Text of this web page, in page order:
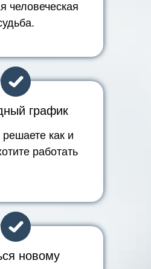
новому
как и
работать
человеческая
график